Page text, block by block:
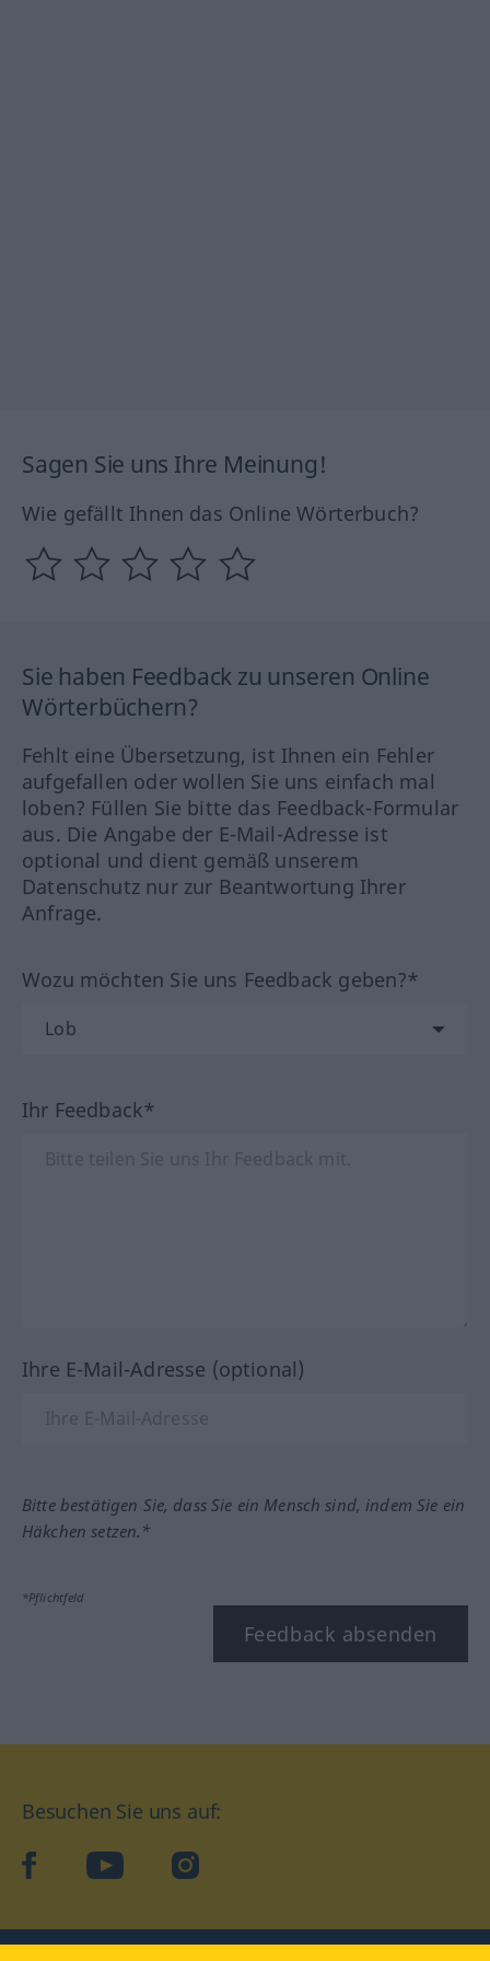
Sagen Sie uns Ihre Meinung!
Wie gefällt Ihnen das Online Wörterbuch?
Sie haben Feedback zu unseren Online
Wörterbüchern?
Fehlt eine Übersetzung, ist Ihnen ein Fehler
aufgefallen oder wollen Sie uns einfach mal
loben? Füllen Sie bitte das Feedback-Formular
aus. Die Angabe der E-Mail-Adresse ist
optional und dient gemäß unserem
Datenschutz nur zur Beantwortung Ihrer
Anfrage.
Wozu möchten Sie uns Feedback geben?*
Ihr Feedback*
Ihre E-Mail-Adresse (optional)
Bitte bestätigen Sie, dass Sie ein Mensch sind, indem Sie ein
Häkchen setzen.*
*Pflichtfeld
Feedback absenden
Besuchen Sie uns auf:
facebookYouTube Instagram